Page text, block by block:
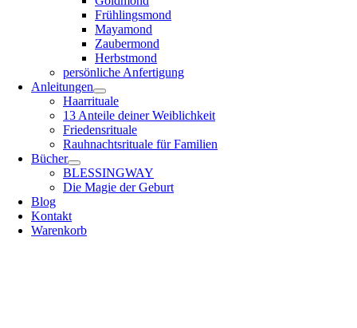
Frühlingsmond
Mayamond
Zaubermond
Herbstmond
persönliche Anfertigung
Anleitungen
Haarrituale
13 Anteile deiner Weiblichkeit
Friedensrituale
Rauhnachtsrituale für Familien
Bücher
BLESSINGWAY
Die Magie der Geburt
Blog
Kontakt
Warenkorb